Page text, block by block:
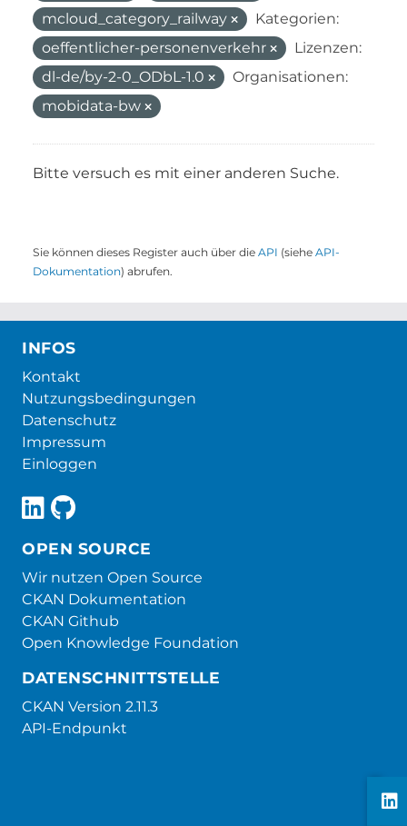
mcloud_category_railway
Kategorien:
oeffentlicher-personenverkehr
Lizenzen:
dl-de/by-2-0_ODbL-1.0
Organisationen:
mobidata-bw
Bitte versuch es mit einer anderen Suche.
Sie können dieses Register auch über die API (siehe API-
Dokumentation) abrufen.
INFOS
Kontakt
Nutzungsbedingungen
Datenschutz
Impressum
Einloggen
OPEN SOURCE
Wir nutzen Open Source
CKAN Dokumentation
CKAN Github
Open Knowledge Foundation
DATENSCHNITTSTELLE
CKAN Version 2.11.3
API-Endpunkt